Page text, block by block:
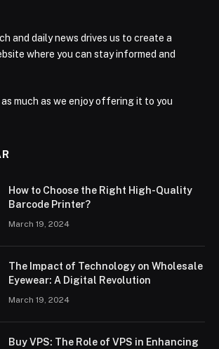
and daily news drives us to create a
where you can stay informed and
much as we enjoy offering it to you
How to Choose the Right High-Quality
Barcode Printer?
March 19, 2024
The Impact of Technology on Wholesale
Eyewear: A Digital Revolution
March 19, 2024
Buy VPS: The Role of VPS in Enhancing